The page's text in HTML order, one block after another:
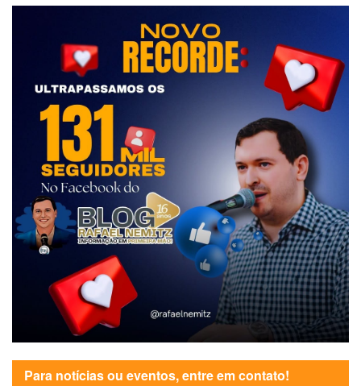
Para notícias ou eventos, entre em contato!